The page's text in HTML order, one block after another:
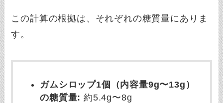
この計算の根拠は、それぞれの糖質量にありま
す。
ガムシロップ1個（内容量9g〜13g）
の糖質量: 約5.4g〜8g